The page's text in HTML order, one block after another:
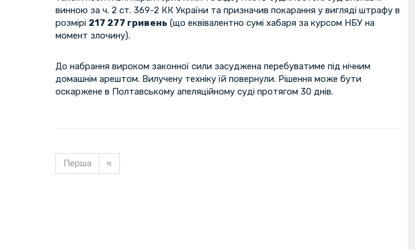
винною за ч. 2 ст. 369-2 КК України та призначив покарання у вигляді штрафу в
розмірі 217 277 гривень (що еквівалентно сумі хабаря за курсом НБУ на
момент злочину).
До набрання вироком законної сили засуджена перебуватиме під нічним
домашнім арештом. Вилучену техніку їй повернули. Рішення може бути
оскаржене в Полтавському апеляційному суді протягом 30 днів.
Перша «